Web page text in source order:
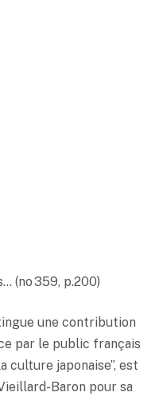
(no 359, p.200)
une contribution
par le public français
culture japonaise”, est
Baron pour sa